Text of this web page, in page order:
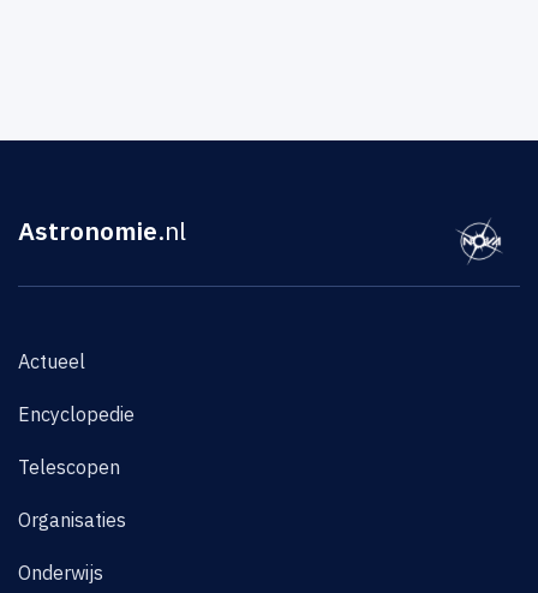
Astronomie.nl
Actueel
Encyclopedie
Telescopen
Organisaties
Onderwijs